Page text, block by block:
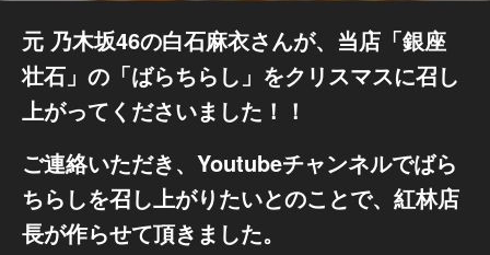
元 乃木坂46の白石麻衣さんが、当店「銀座
壮石」の「ばらちらし」をクリスマスに召し
上がってくださいました！！
ご連絡いただき、Youtubeチャンネルでばら
ちらしを召し上がりたいとのことで、紅林店
長が作らせて頂きました。